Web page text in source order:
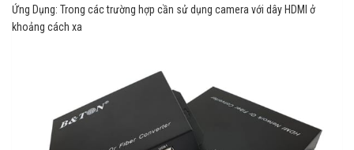
Ứng Dụng: Trong các trường hợp cần sử dụng camera với dây HDMI ở
khoảng cách xa